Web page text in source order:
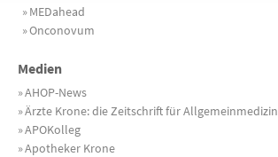
»MEDahead
»Onconovum
Medien
»AHOP-News
»Ärzte Krone: die Zeitschrift für Allgemeinmedizin
»APOKolleg
»Apotheker Krone